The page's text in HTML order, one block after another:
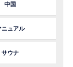
中国
ニュアル
サウナ